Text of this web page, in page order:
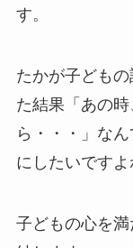
す。
たかが子ども
た結果「あの
ら・・・」な
にしたいですよ
子どもの心を